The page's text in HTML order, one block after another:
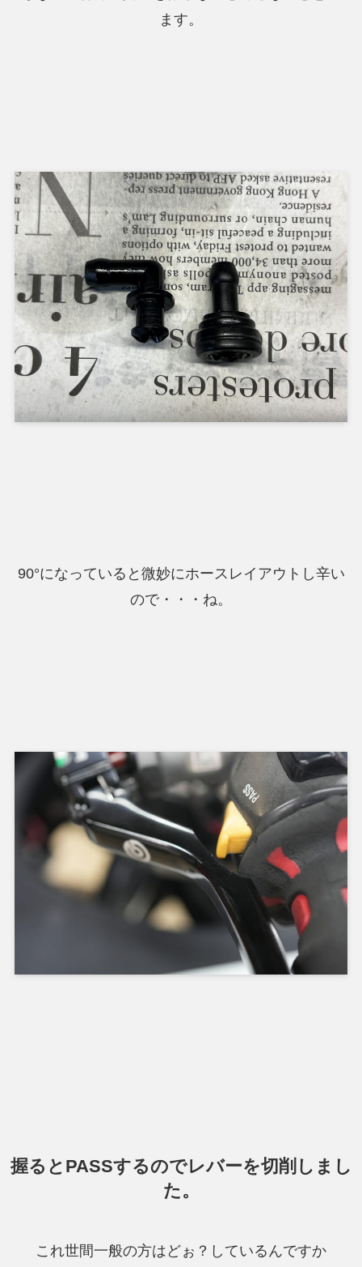
ます。
90°になっていると微妙にホースレイアウトし辛い
ので・・・ね。
握るとPASSするのでレバーを切削しまし
た。
これ世間一般の方はどぉ？しているんですか